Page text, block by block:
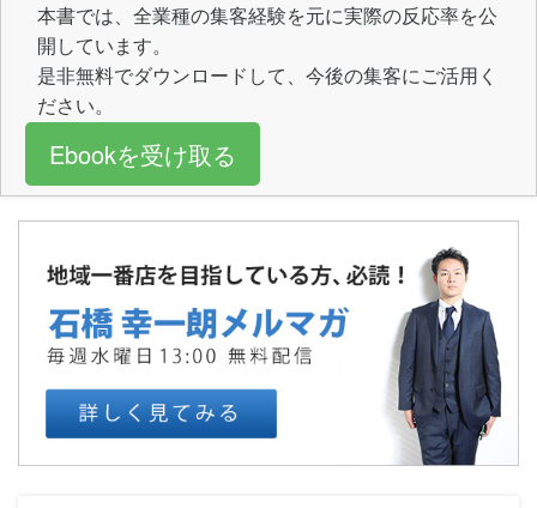
本書では、全業種の集客経験を元に実際の反応率を公
開しています。
是非無料でダウンロードして、今後の集客にご活用く
ださい。
Ebookを受け取る